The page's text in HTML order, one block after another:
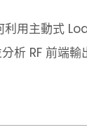
利用主動式
析 RF 前端輸